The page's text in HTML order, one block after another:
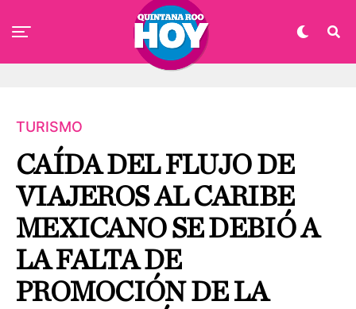
TURISMO
CAÍDA DEL FLUJO DE
VIAJEROS AL CARIBE
MEXICANO SE DEBIÓ A
LA FALTA DE
PROMOCIÓN DE LA